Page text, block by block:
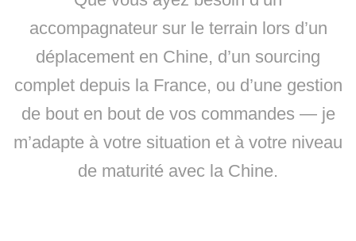
accompagnateur sur le terrain lors d’un
déplacement en Chine, d’un sourcing
complet depuis la France, ou d’une gestion
de bout en bout de vos commandes — je
m’adapte à votre situation et à votre niveau
de maturité avec la Chine.